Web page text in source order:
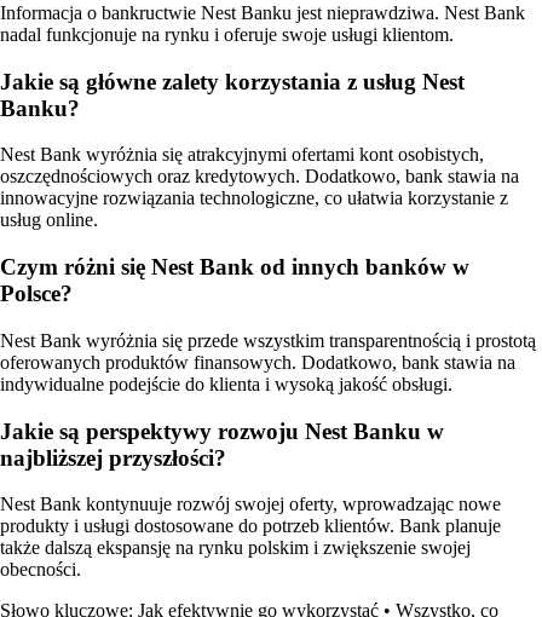
Informacja o bankructwie Nest Banku jest nieprawdziwa. Nest Bank
nadal funkcjonuje na rynku i oferuje swoje usługi klientom.
Jakie są główne zalety korzystania z usług Nest
Banku?
Nest Bank wyróżnia się atrakcyjnymi ofertami kont osobistych,
oszczędnościowych oraz kredytowych. Dodatkowo, bank stawia na
innowacyjne rozwiązania technologiczne, co ułatwia korzystanie z
usług online.
Czym różni się Nest Bank od innych banków w
Polsce?
Nest Bank wyróżnia się przede wszystkim transparentnością i prostotą
oferowanych produktów finansowych. Dodatkowo, bank stawia na
indywidualne podejście do klienta i wysoką jakość obsługi.
Jakie są perspektywy rozwoju Nest Banku w
najbliższej przyszłości?
Nest Bank kontynuuje rozwój swojej oferty, wprowadzając nowe
produkty i usługi dostosowane do potrzeb klientów. Bank planuje
także dalszą ekspansję na rynku polskim i zwiększenie swojej
obecności.
Słowo kluczowe: Jak efektywnie go wykorzystać • Wszystko, co